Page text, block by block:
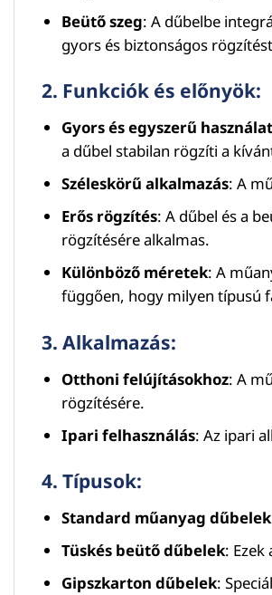
Beütő szeg: A dűbelbe
gyors és biztonságos
2. Funkciók és előnyök:
Gyors és egyszerű használat
a dűbel stabilan rögzíti a
Széleskörű alkalmazás: A
Erős rögzítés: A dűbel és a
rögzítésére alkalmas.
Különböző méretek: A
függően, hogy milyen típusú
3. Alkalmazás:
Otthoni felújításokhoz: A
rögzítésére.
Ipari felhasználás: Az ipari
4. Típusok:
Standard műanyag dűbelek
Tüskés beütő dűbelek:
Gipszkarton dűbelek: